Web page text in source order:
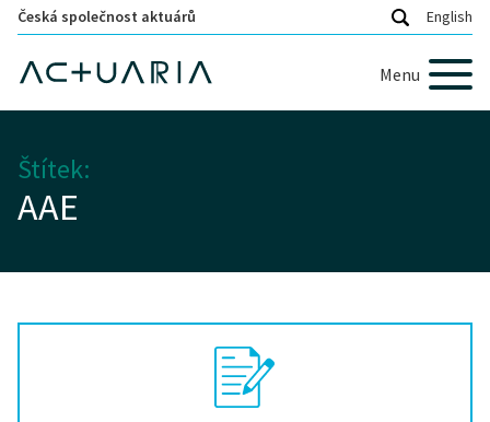
Česká společnost aktuárů English
Menu
Štítek:
AAE